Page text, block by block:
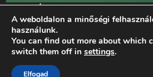
„Az Új Ember katolikus hetilap
támogatását az EGYH-KCP-
szerződés keretében 3 000 000
Emberi Erőforrások
© 2026 Magyar Kurír - Új Ember
A weboldalon a minőségi
használunk.
You can find out more about which
switch them off in settings.
Elfogad